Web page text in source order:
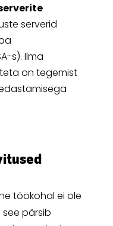
serverid
s). Ilma
on tegemist
töökohal ei ole
pärsib